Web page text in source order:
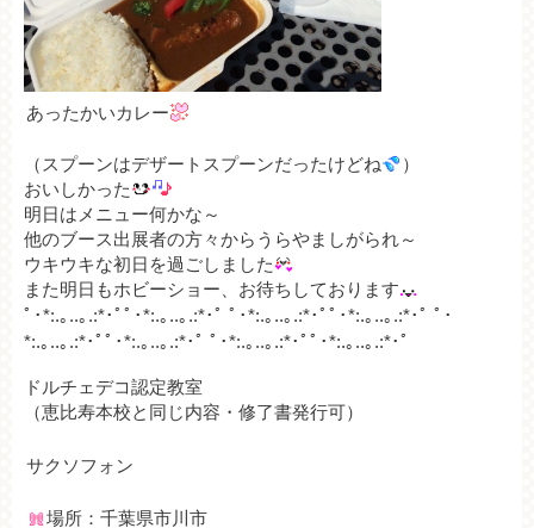
あったかいカレー
（スプーンはデザートスプーンだったけどね
）
おいしかった
明日はメニュー何かな～
他のブース出展者の方々からうらやましがられ～
ウキウキな初日を過ごしました
また明日もホビーショー、お待ちしております
ﾟ･*:.｡..｡.:*･ﾟﾟ･*:.｡..｡.:*･ﾟ ﾟ･*:.｡..｡.:*･ﾟﾟ･*:.｡..｡.:*･ﾟ ﾟ･
*:.｡..｡.:*･ﾟﾟ･*:.｡..｡.:*･ﾟ ﾟ･*:.｡..｡.:*･ﾟﾟ･*:.｡..｡.:*･ﾟ
ドルチェデコ認定教室
（恵比寿本校と同じ内容・修了書発行可）
サクソフォン
場所：千葉県市川市